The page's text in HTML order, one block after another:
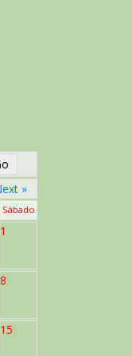
»
Sábado
1
8
15